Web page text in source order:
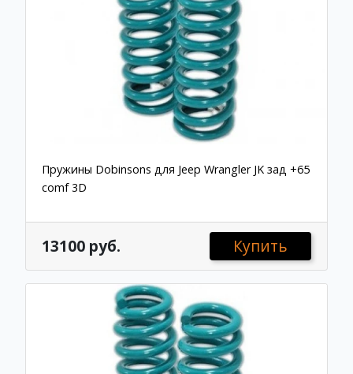
Пружины Dobinsons для Jeep Wrangler JK зад +65
comf 3D
13100 руб. Купить